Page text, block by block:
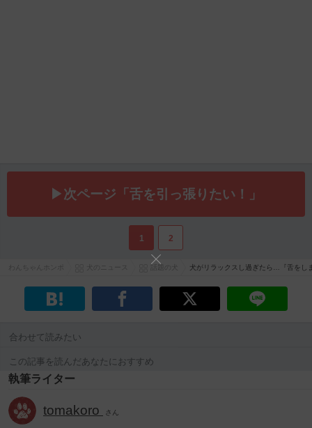
▶次ページ「舌を引っ張りたい！」
1 2
犬がリラックスし過ぎたら…『舌をし
合わせて読みたい
この記事を読んだあなたにおすすめ
執筆ライター
tomakoro さん